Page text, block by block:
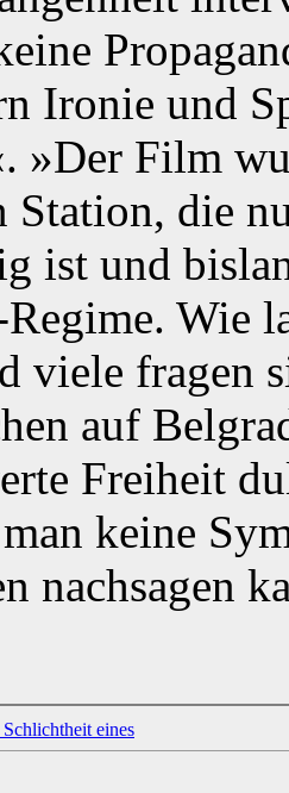
Ironie und
»Der Film
Station, die
ist und
Wie
viele fragen
auf
Freiheit
keine
nachsagen
eines